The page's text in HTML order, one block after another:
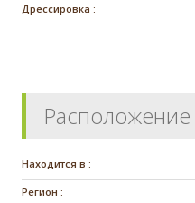
Дрессировка :
Расположение
Находится в :
Регион :